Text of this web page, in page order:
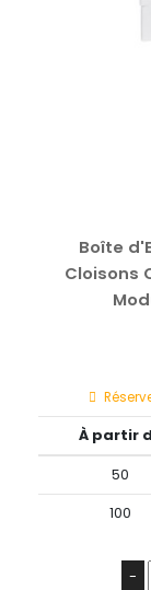
Boîte
Cloisons
À partir
50
100
-